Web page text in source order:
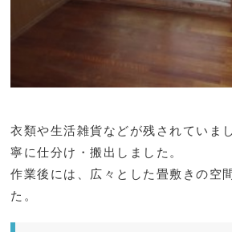
衣類や生活雑貨などが残されていま
寧に仕分け・搬出しました。
作業後には、広々とした畳敷きの空
た。